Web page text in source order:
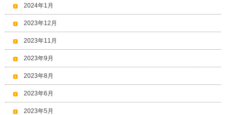
2024年1月
2023年12月
2023年11月
2023年9月
2023年8月
2023年6月
2023年5月